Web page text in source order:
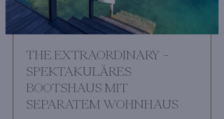
THE EXTRAORDINARY –
SPEKTAKULÄRES
BOOTSHAUS MIT
SEPARATEM WOHNHAUS